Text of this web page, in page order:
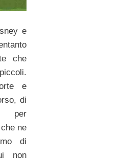
e
che
e
di
per
ne
di
non